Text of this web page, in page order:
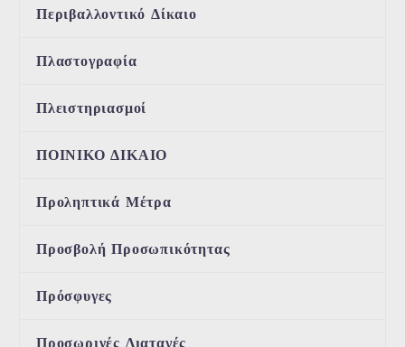
Περιβαλλοντικό Δίκαιο
Πλαστογραφία
Πλειστηριασμοί
ΠΟΙΝΙΚΟ ΔΙΚΑΙΟ
Προληπτικά Μέτρα
Προσβολή Προσωπικότητας
Πρόσφυγες
Προσωρινές Διαταγές